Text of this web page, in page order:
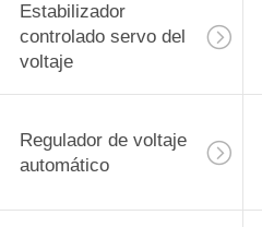
Estabilizador
controlado servo del
voltaje
Regulador de voltaje
automático